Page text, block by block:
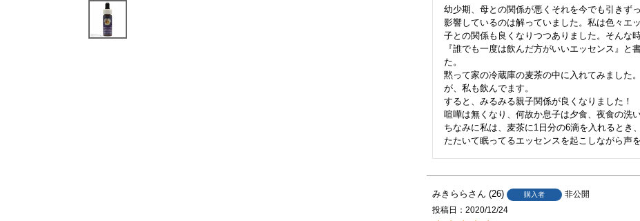
幼少期、母との関係が悪くそれを今でも引きず
影響しているのは解っていました。私は色々エ
子との関係も良くなりつつありました。そんな
『誰でも一度は飲んだ方がいいエッセンス』
た。
黙って家の冷蔵庫の麦茶の中に入れてみました
が、私も飲んでます。
すると、みるみる親子関係が良くなりました！
喧嘩は無くなり、何故か息子は夕食、夜食の洗
ちなみに私は、麦茶に1日分の6滴を入れると
たたいて眠ってるエッセンスを起こしながら声
みきらら 26 購入者
非公開
投稿日
2020/12/24